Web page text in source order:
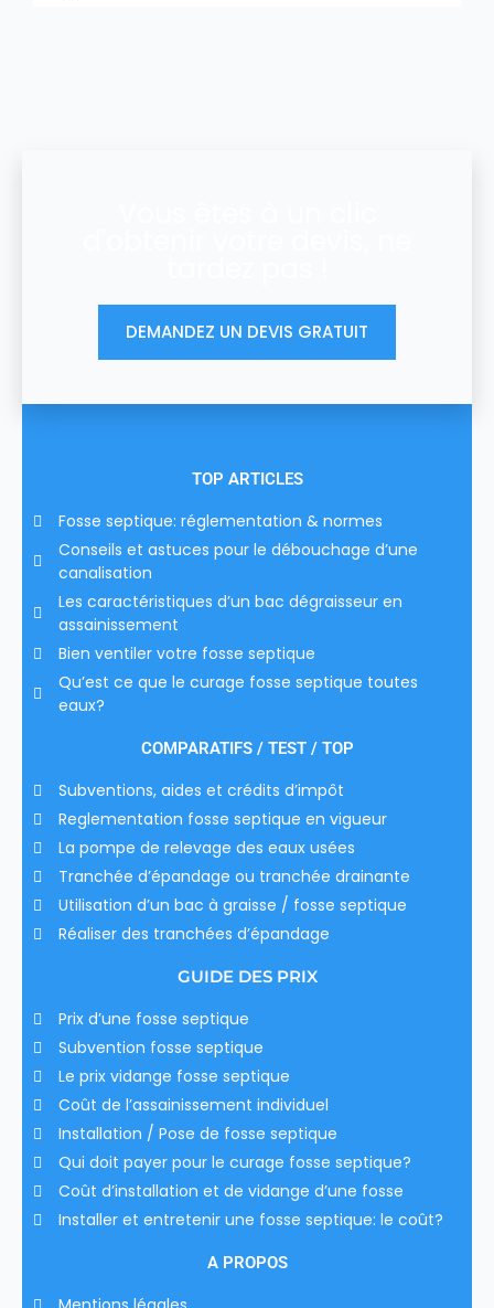
DEMANDEZ UN DEVIS GRATUIT
TOP ARTICLES
Fosse septique: réglementation & normes
Conseils et astuces pour le débouchage d’une
canalisation
Les caractéristiques d’un bac dégraisseur en
assainissement
Bien ventiler votre fosse septique
Qu’est ce que le curage fosse septique toutes
eaux?
COMPARATIFS / TEST / TOP
Subventions, aides et crédits d’impôt
Reglementation fosse septique en vigueur
La pompe de relevage des eaux usées
Tranchée d’épandage ou tranchée drainante
Utilisation d’un bac à graisse / fosse septique
Réaliser des tranchées d’épandage
GUIDE DES PRIX
Prix d’une fosse septique
Subvention fosse septique
Le prix vidange fosse septique
Coût de l’assainissement individuel
Installation / Pose de fosse septique
Qui doit payer pour le curage fosse septique?
Coût d’installation et de vidange d’une fosse
Installer et entretenir une fosse septique: le coût?
A PROPOS